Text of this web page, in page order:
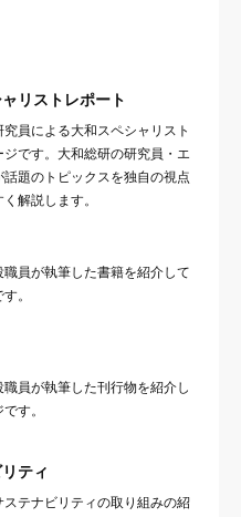
リストレポート
員による大和スペシャリスト
ジです。大和総研の研究員・エ
話題のトピックスを独自の視点
解説します。
職員が執筆した書籍を紹介して
。
職員が執筆した刊行物を紹介し
す。
ティ
ステナビリティの取り組みの紹